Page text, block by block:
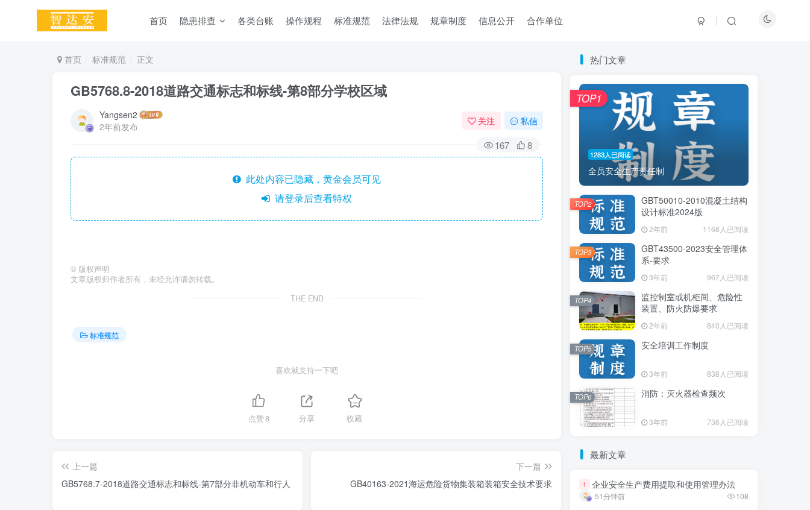
首页 隐患排查 各类台账 操作规程 标准规范 法律法规 规章制度 信息公开 合作单位
首页 标准规范 正文
GB5768.8-2018道路交通标志和标线-第8部分学校区域
Yangsen2
2年前发布
关注 私信
167 8
此处内容已隐藏，黄金会员可见
请登录后查看特权
© 版权声明
文章版权归作者所有，未经允许请勿转载。
THE END
标准规范
喜欢就支持一下吧
点赞8 分享 收藏
上一篇
GB5768.7-2018道路交通标志和标线-第7部分非机动车和行人
下一篇
GB40163-2021海运危险货物集装箱装箱安全技术要求
热门文章
1283人已阅读
全员安全生产责任制
TOP1
GBT50010-2010混凝土结构
设计标准2024版
2年前 1168人已阅读
TOP2
GBT43500-2023安全管理体
系-要求
3年前 967人已阅读
TOP3
监控制室或机柜间、危险性
装置、防火防爆要求
2年前 840人已阅读
TOP4
安全培训工作制度
3年前 838人已阅读
TOP5
消防：灭火器检查频次
3年前 736人已阅读
TOP6
最新文章
1 企业安全生产费用提取和使用管理办法
51分钟前 108
热门文章
1283人已阅读
全员安全生产责任制
TOP1
GBT50010-2010混凝土结构
设计标准2024版
2年前 1168人已阅读
TOP2
GBT43500-2023安全管理体
系-要求
3年前 967人已阅读
TOP3
监控制室或机柜间、危险性
装置、防火防爆要求
2年前 840人已阅读
TOP4
安全培训工作制度
3年前 838人已阅读
TOP5
消防：灭火器检查频次
3年前 736人已阅读
TOP6
最新文章
1 企业安全生产费用提取和使用管理办法
51分钟前 108